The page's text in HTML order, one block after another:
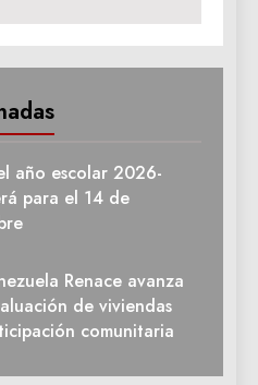
año escolar 2026-
para el 14 de
Renace avanza
de viviendas
comunitaria